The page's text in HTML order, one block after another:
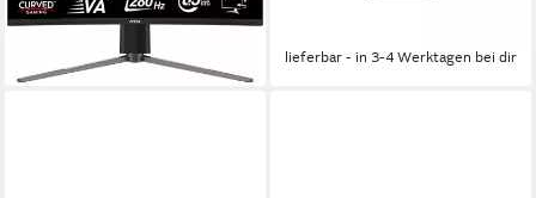
273,84 €
mtl. in 24 Raten
lieferbar - in 1-2 Werktagen bei dir
lieferbar - in 3-4 Werktagen bei dir